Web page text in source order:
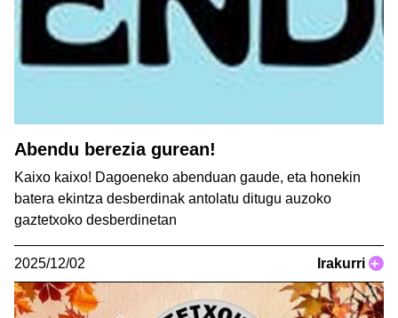
Abendu berezia gurean!
Kaixo kaixo! Dagoeneko abenduan gaude, eta honekin
batera ekintza desberdinak antolatu ditugu auzoko
gaztetxoko desberdinetan
2025/12/02 Irakurri +